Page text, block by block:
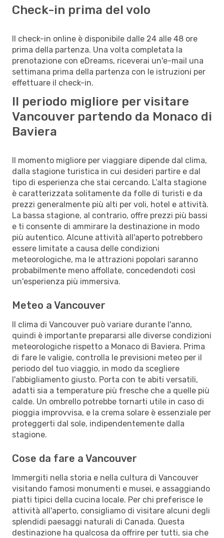
Check-in prima del volo
Il check-in online è disponibile dalle 24 alle 48 ore
prima della partenza. Una volta completata la
prenotazione con eDreams, riceverai un'e-mail una
settimana prima della partenza con le istruzioni per
effettuare il check-in.
Il periodo migliore per visitare
Vancouver partendo da Monaco di
Baviera
Il momento migliore per viaggiare dipende dal clima,
dalla stagione turistica in cui desideri partire e dal
tipo di esperienza che stai cercando. L’alta stagione
è caratterizzata solitamente da folle di turisti e da
prezzi generalmente più alti per voli, hotel e attività.
La bassa stagione, al contrario, offre prezzi più bassi
e ti consente di ammirare la destinazione in modo
più autentico. Alcune attività all'aperto potrebbero
essere limitate a causa delle condizioni
meteorologiche, ma le attrazioni popolari saranno
probabilmente meno affollate, concedendoti così
un'esperienza più immersiva.
Meteo a Vancouver
Il clima di Vancouver può variare durante l'anno,
quindi è importante prepararsi alle diverse condizioni
meteorologiche rispetto a Monaco di Baviera. Prima
di fare le valigie, controlla le previsioni meteo per il
periodo del tuo viaggio, in modo da scegliere
l'abbigliamento giusto. Porta con te abiti versatili,
adatti sia a temperature più fresche che a quelle più
calde. Un ombrello potrebbe tornarti utile in caso di
pioggia improvvisa, e la crema solare è essenziale per
proteggerti dal sole, indipendentemente dalla
stagione.
Cose da fare a Vancouver
Immergiti nella storia e nella cultura di Vancouver
visitando famosi monumenti e musei, e assaggiando
piatti tipici della cucina locale. Per chi preferisce le
attività all'aperto, consigliamo di visitare alcuni degli
splendidi paesaggi naturali di Canada. Questa
destinazione ha qualcosa da offrire per tutti, sia che